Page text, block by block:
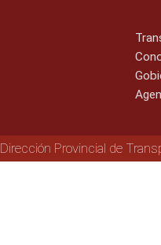
Dirección Provincial de